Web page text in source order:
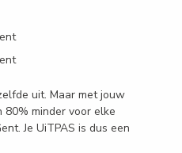
uit. Maar met jouw
80% minder voor elke
Je UiTPAS is dus een